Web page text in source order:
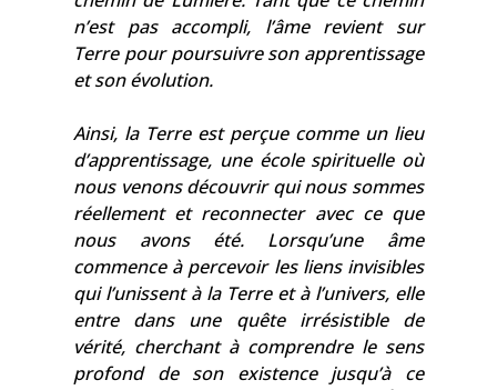
n’est pas accompli, l’âme revient sur
Terre pour poursuivre son apprentissage
et son évolution.
Ainsi, la Terre est perçue comme un lieu
d’apprentissage, une école spirituelle où
nous venons découvrir qui nous sommes
réellement et reconnecter avec ce que
nous avons été. Lorsqu’une âme
commence à percevoir les liens invisibles
qui l’unissent à la Terre et à l’univers, elle
entre dans une quête irrésistible de
vérité, cherchant à comprendre le sens
profond de son existence jusqu’à ce